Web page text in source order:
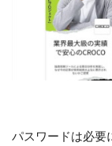
パスワードは必要